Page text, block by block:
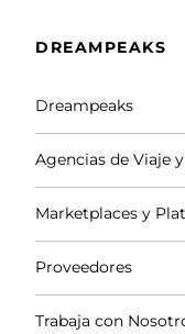
ADEMÁS TÚ
PERSONAS:
PAGO
DREAMPEAKS
Dreampeaks
Agencias de Viaje
Marketplaces y
Proveedores
Trabaja con